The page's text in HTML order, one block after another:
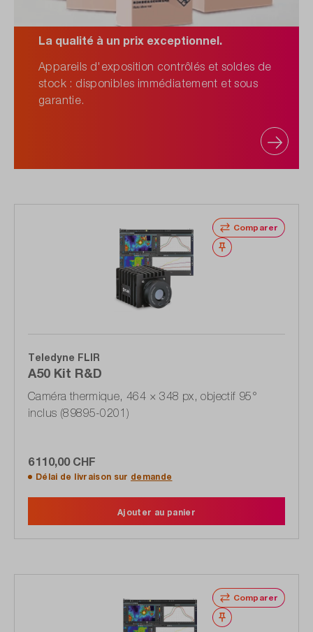
La qualité à un prix exceptionnel.
Appareils d'exposition contrôlés et soldes de
stock : disponibles immédiatement et sous
garantie.
Comparer
Noter
Teledyne FLIR
A50 Kit R&D
Caméra thermique, 464 × 348 px, objectif 95°
inclus (89895-0201)
6 110,00 CHF
Délai de livraison sur demande
Ajouter au panier
Comparer
Noter